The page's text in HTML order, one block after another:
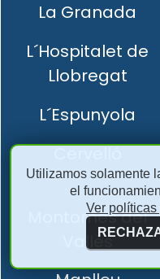
La Granada
L´Hospitalet de
Llobregat
L´Espunyola
Cervelló
Montornès del
Vallès
Utilizamos solamente
el
Ver